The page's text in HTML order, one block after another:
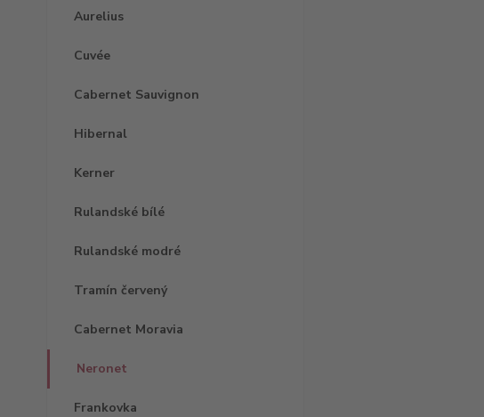
Aurelius
Cuvée
Cabernet Sauvignon
Hibernal
Kerner
Rulandské bílé
Rulandské modré
Tramín červený
Cabernet Moravia
Neronet
Frankovka